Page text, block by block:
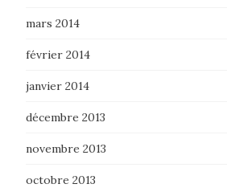
mars 2014
février 2014
janvier 2014
décembre 2013
novembre 2013
octobre 2013